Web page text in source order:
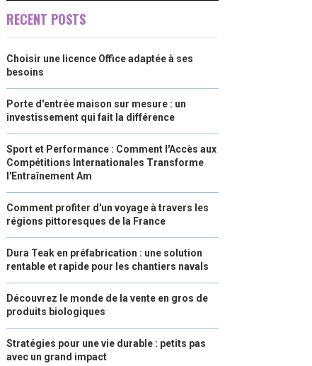
RECENT POSTS
Choisir une licence Office adaptée à ses
besoins
Porte d'entrée maison sur mesure : un
investissement qui fait la différence
Sport et Performance : Comment l'Accès aux
Compétitions Internationales Transforme
l'Entraînement Am
Comment profiter d'un voyage à travers les
régions pittoresques de la France
Dura Teak en préfabrication : une solution
rentable et rapide pour les chantiers navals
Découvrez le monde de la vente en gros de
produits biologiques
Stratégies pour une vie durable : petits pas
avec un grand impact